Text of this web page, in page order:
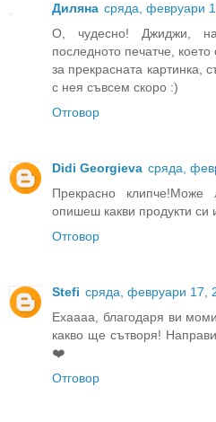
Диляна сряда, февруари
О, чудесно! Джиджи,
последното печатче,
за прекрасната картинка,
с нея съвсем скоро :)
Отговор
Didi Georgieva сряда,
Прекрасно
опишеш какви продукти си
Отговор
Stefi сряда, февруари 17,
Ехаааа, благодаря ви
какво ще сътворя!
❤️
Отговор